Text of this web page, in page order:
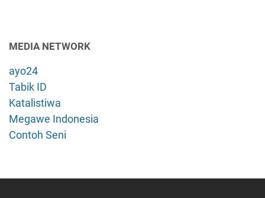
MEDIA NETWORK
ayo24
Tabik ID
Katalistiwa
Megawe Indonesia
Contoh Seni